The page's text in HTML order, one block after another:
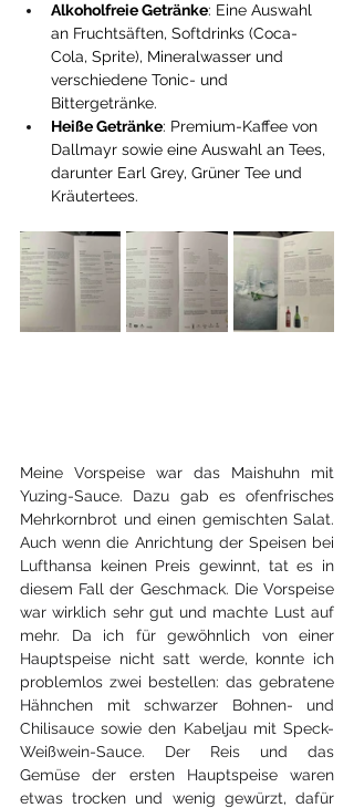
Alkoholfreie Getränke: Eine Auswahl
an Fruchtsäften, Softdrinks (Coca-
Cola, Sprite), Mineralwasser und
verschiedene Tonic- und
Bittergetränke.
Heiße Getränke: Premium-Kaffee von
Dallmayr sowie eine Auswahl an Tees,
darunter Earl Grey, Grüner Tee und
Kräutertees.
Meine Vorspeise war das Maishuhn mit
Yuzing-Sauce. Dazu gab es ofenfrisches
Mehrkornbrot und einen gemischten Salat.
Auch wenn die Anrichtung der Speisen bei
Lufthansa keinen Preis gewinnt, tat es in
diesem Fall der Geschmack. Die Vorspeise
war wirklich sehr gut und machte Lust auf
mehr. Da ich für gewöhnlich von einer
Hauptspeise nicht satt werde, konnte ich
problemlos zwei bestellen: das gebratene
Hähnchen mit schwarzer Bohnen- und
Chilisauce sowie den Kabeljau mit Speck-
Weißwein-Sauce. Der Reis und das
Gemüse der ersten Hauptspeise waren
etwas trocken und wenig gewürzt, dafür